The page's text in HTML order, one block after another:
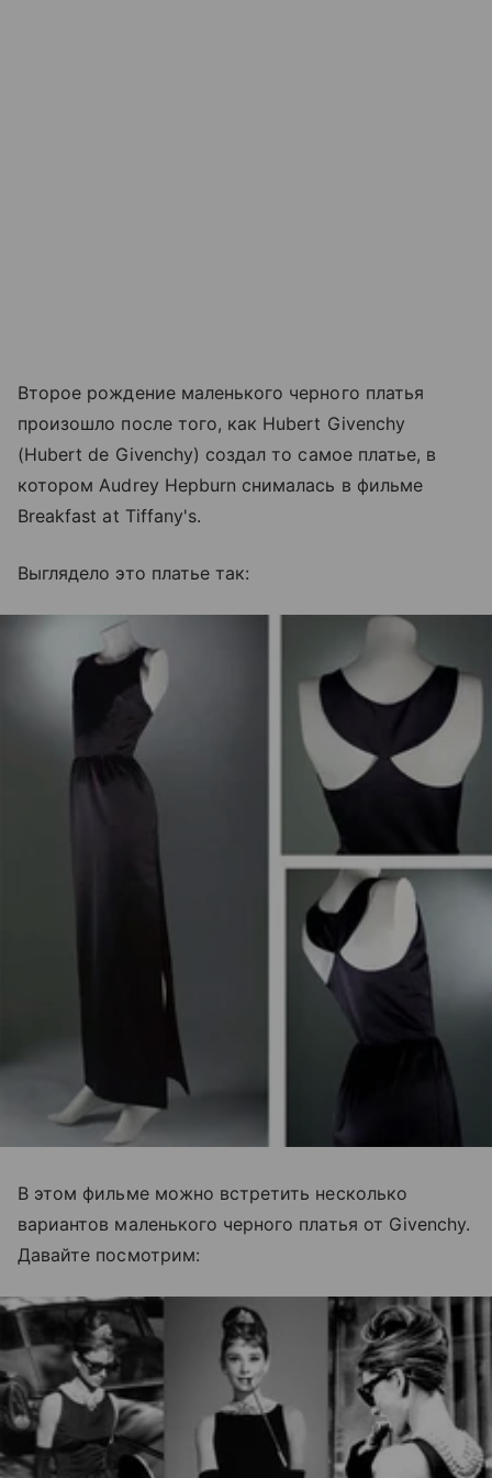
Второе рождение маленького черного платья
произошло после того, как Hubert Givenchy
(Hubert de Givenchy) создал то самое платье, в
котором Audrey Hepburn снималась в фильме
Breakfast at Tiffany's.
Выглядело это платье так:
В этом фильме можно встретить несколько
вариантов маленького черного платья от Givenchy.
Давайте посмотрим: